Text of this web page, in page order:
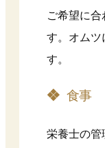
ご希望に合
す。オムツ
す。
食事
栄養士の管